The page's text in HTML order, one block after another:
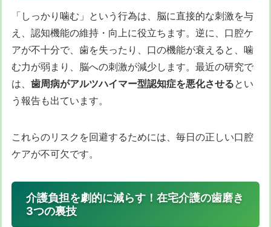
「しっかり噛む」という行為は、脳に直接的な刺激を与
え、認知機能の維持・向上に役立ちます。逆に、口腔ケ
アが不十分で、歯を失ったり、口の機能が衰えると、噛
む力が弱まり、脳への刺激が減少します。最近の研究で
は、 歯周病がアルツハイマー型認知症を悪化させるとい
う報告も出ています。
これらのリスクを回避するためには、毎日の正しい口腔
ケアが不可欠です。
介護負担を劇的に減らす！在宅介護の歯磨き
3つの裏技